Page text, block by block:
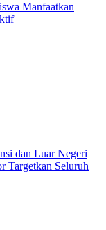
Manfaatkan
dan Luar Negeri
Targetkan Seluruh